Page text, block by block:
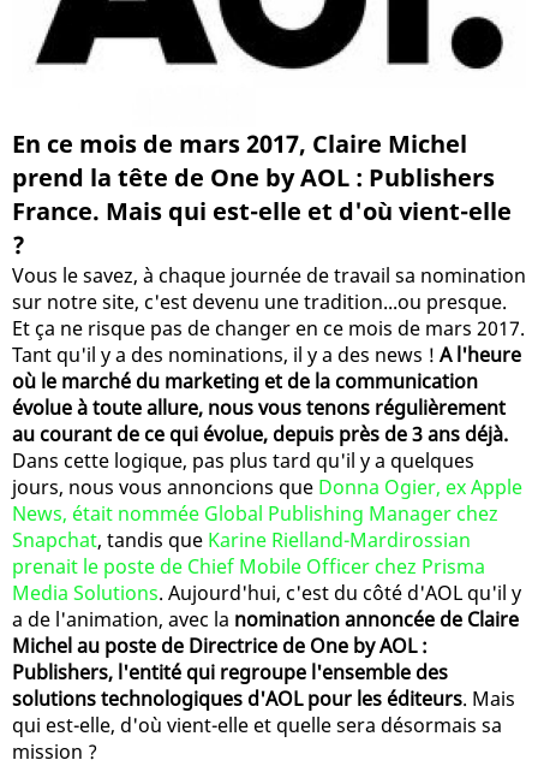
En ce mois de mars 2017, Claire Michel
prend la tête de One by AOL : Publishers
France. Mais qui est-elle et d'où vient-elle
?
Vous le savez, à chaque journée de travail sa nomination
sur notre site, c'est devenu une tradition...ou presque.
Et ça ne risque pas de changer en ce mois de mars 2017.
Tant qu'il y a des nominations, il y a des news ! A l'heure
où le marché du marketing et de la communication
évolue à toute allure, nous vous tenons régulièrement
au courant de ce qui évolue, depuis près de 3 ans déjà.
Dans cette logique, pas plus tard qu'il y a quelques
jours, nous vous annoncions que Donna Ogier, ex Apple
News, était nommée Global Publishing Manager chez
Snapchat, tandis que Karine Rielland-Mardirossian
prenait le poste de Chief Mobile Officer chez Prisma
Media Solutions. Aujourd'hui, c'est du côté d'AOL qu'il y
a de l'animation, avec la nomination annoncée de Claire
Michel au poste de Directrice de One by AOL :
Publishers, l'entité qui regroupe l'ensemble des
solutions technologiques d'AOL pour les éditeurs. Mais
qui est-elle, d'où vient-elle et quelle sera désormais sa
mission ?